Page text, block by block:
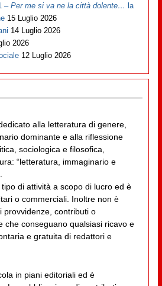
–Per me si va ne la città dolente… la
15 Luglio 2026
14 Luglio 2026
2026
12 Luglio 2026
alla letteratura di genere,
dominante e alla riflessione
sociologica e filosofica,
“letteratura, immaginario e
di attività a scopo di lucro ed è
o commerciali. Inoltre non è
provvidenze, contributi o
che conseguano qualsiasi ricavo e
e gratuita di redattori e
in piani editoriali ed è